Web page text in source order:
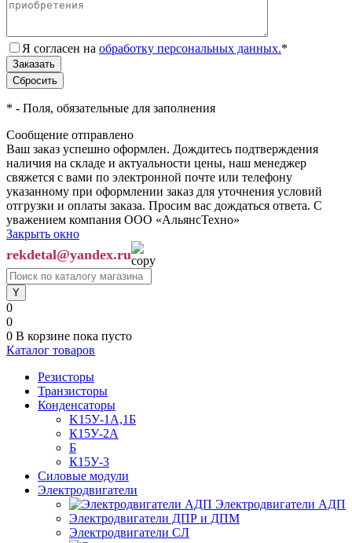
Я согласен на обработку персональных данных.*
* - Поля, обязательные для заполнения
Сообщение отправлено
Ваш заказ успешно оформлен. Дождитесь подтверждения
наличия на складе и актуальности цены, наш менеджер
свяжется с вами по электронной почте или телефону
указанному при оформлении заказ для уточнения условий
отгрузки и оплаты заказа. Просим вас дождаться ответа. С
уважением компания ООО «АльянсТехно»
Закрыть окно
rekdetal@yandex.ru
0
0
0 В корзине пока пусто
Каталог товаров
Резисторы
Транзисторы
Конденсаторы
K15У-1А,1Б
К15У-2А
Б
К15У-3
Силовые модули
Электродвигатели
Электродвигатели АДП
Электродвигатели ДПР и ДПМ
Электродвигатели СЛ